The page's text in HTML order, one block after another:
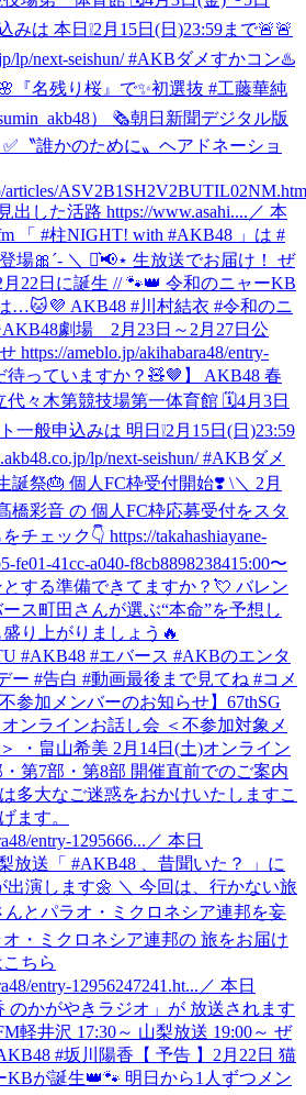
は 本日❕2月15日(日)23:59まで🚨🚨
lp/next-seishun/ #AKBダメすかコン♨️
『名残り桜』で✨初選抜 #工藤華純
） 🗞朝日新聞デジタル版
〝誰かのために〟ヘアドネーショ
articles/
出した活路 https://www.asahi.... ／ 本
「 #柱NIGHT! with #AKB48 」は #
場🎀´‐ ＼ ⋆͛📢⋆ 生放送でお届け！ ぜ
月22日に誕生 // 🐾👑 令和のニャーKB
…🐱💜 AKB48 #川村結衣 #令和のニ
AKB48劇場 2月23日～2月27日公
ameblo.jp/akihabara48/entry-
待っていますか？🧸🤎】 AKB48 春
代々木第競技場第一体育館 🗓️4月3日
般申込みは 明日❕2月15日(日)23:59
lp/next-seishun/ #AKBダメ
誕祭🎂 個人FC枠受付開始❣️ \＼ 2月
橋彩音 の 個人FC枠応募受付をスタ
チェック👇 https://takahashiayane-
fe01-41cc-a040-f8cb8898238415:00〜
する準備できてますか？💘 バレン
ス町田さんが選ぶ“本命”を予想し
り上がりましょう🔥
#AKB48 #エバース #AKBのエンタ
ー #告白 #動画最後まで見てね #コメ
不参加メンバーのお知らせ】67thSG
ンラインお話し会 ＜不参加対象メ
・畠山希美 2月14日(土)オンライン
第7部・第8部 開催直前でのご案内
多大なご迷惑をおかけいたしますこ
ます。
entry-1295666... ／ 本日
放送「 #AKB48 、昔聞いた？ 」に
出演します🌼 ＼ 今回は、行かない旅
とパラオ・ミクロネシア連邦を妄
・ミクロネシア連邦の 旅をお届け
ちら
entry-12956247241.ht... ／ 本日
のかがやきラジオ」が 放送されます
軽井沢 17:30～ 山梨放送 19:00～ ぜ
#坂川陽香 【 予告 】2月22日 猫
KBが誕生👑🐾 明日から1人ずつメン